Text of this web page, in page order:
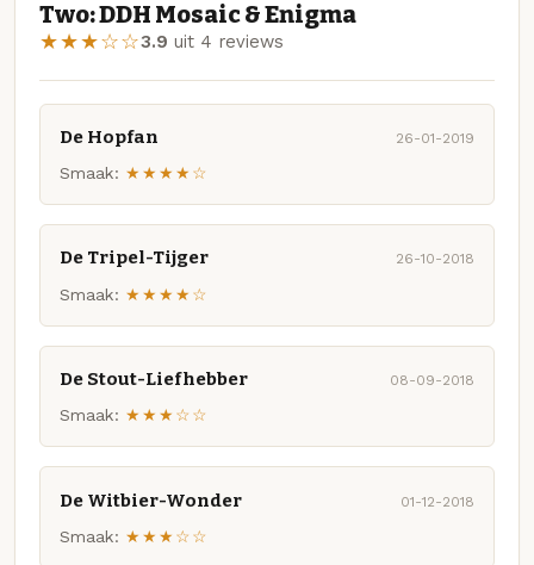
Two: DDH Mosaic & Enigma
★★★☆☆3.9 uit 4 reviews
De Hopfan 26-01-2019
Smaak: ★★★★☆
De Tripel-Tijger 26-10-2018
Smaak: ★★★★☆
De Stout-Liefhebber 08-09-2018
Smaak: ★★★☆☆
De Witbier-Wonder 01-12-2018
Smaak: ★★★☆☆